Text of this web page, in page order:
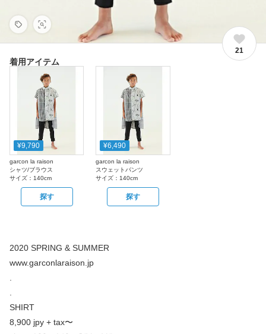
21
着用アイテム
¥9,790
garcon la raison
シャツ/ブラウス
サイズ： 140cm
探す
¥6,490
garcon la raison
スウェットパンツ
サイズ： 140cm
探す
2020 SPRING & SUMMER
www.garconlaraison.jp
SHIRT
8,900 jpy + tax〜